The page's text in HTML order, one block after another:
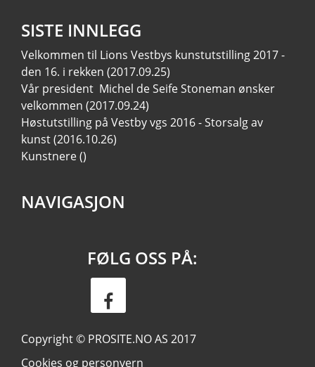
SISTE INNLEGG
Velkommen til Lions Vestbys kunstutstilling 2017 -
den 16. i rekken (2017.09.25)
Vår president Michel de Seife Stoneman ønsker
velkommen (2017.09.24)
Høstutstilling på Vestby vgs 2016 - Storsalg av
kunst(2016.10.26)
Kunstnere()
NAVIGASJON
FØLG OSS PÅ:
Copyright © PROSITE.NO AS 2017
Cookies og personvern